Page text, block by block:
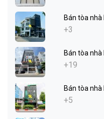
Bán tòa nhà
+3
Bán tòa
+19
Bán tòa
+5